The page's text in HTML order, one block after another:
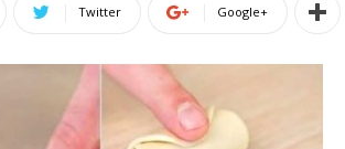
Twitter Google+